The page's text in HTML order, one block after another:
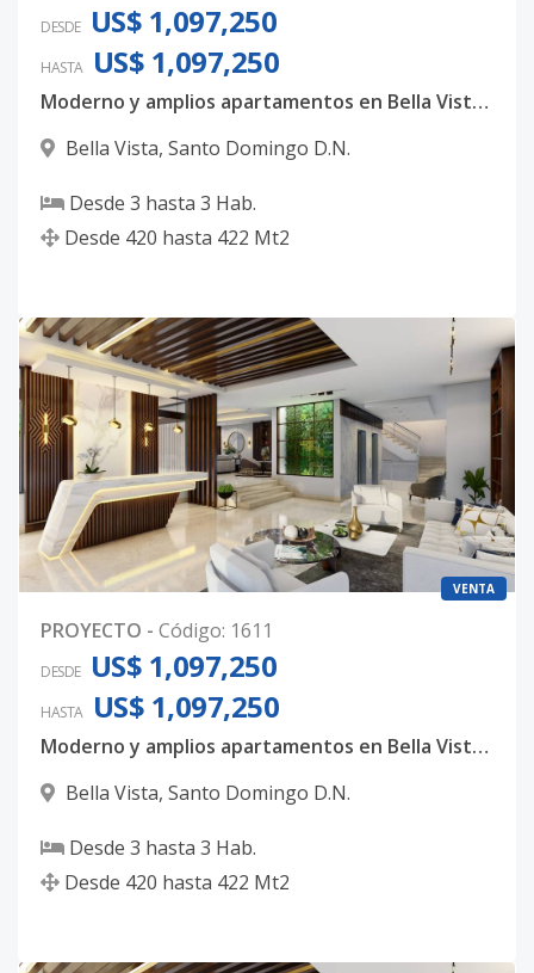
DESDE US$ 1,097,250
HASTA US$ 1,097,250
Moderno y amplios apartamentos en Bella Vista, con 3 habitaciones, 3.5 baños y 4 parqueos techados
Bella Vista, Santo Domingo D.N.
Desde 3 hasta 3 Hab.
Desde 420 hasta 422 Mt2
VENTA
PROYECTO - Código: 1611
DESDE US$ 1,097,250
HASTA US$ 1,097,250
Moderno y amplios apartamentos en Bella Vista, con 3 habitaciones, 3.5 baños y 4 parqueos techados
Bella Vista, Santo Domingo D.N.
Desde 3 hasta 3 Hab.
Desde 420 hasta 422 Mt2